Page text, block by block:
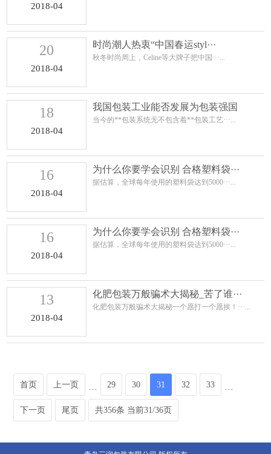
2018-04
20
2018-04
时尚潮人热衷“中国春运styl···
秋冬时尚周上，Celine等大牌子把中国···...
18
2018-04
我国包装工业能否发展为包装强国
当今的**包装系统无不包含着**包装工艺···...
16
2018-04
为什么你要学会识别 合格塑料袋···
据估算，全球每年使用的塑料袋达到5000···...
16
2018-04
为什么你要学会识别 合格塑料袋···
据估算，全球每年使用的塑料袋达到5000···...
13
2018-04
化肥包装万般骗术大揭秘_苦了谁···
化肥包装万般骗术大揭秘一个愿打一个愿挨！···...
首页 上一页
···
29 30 31 32 33
···
下一页 尾页 共356条 当前31/36页